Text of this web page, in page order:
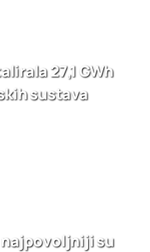
27,1 GWh
sustava
su